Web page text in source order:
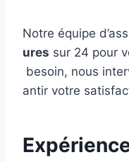
Notre équipe
ures sur 24 pour
besoin, nous
antir votre